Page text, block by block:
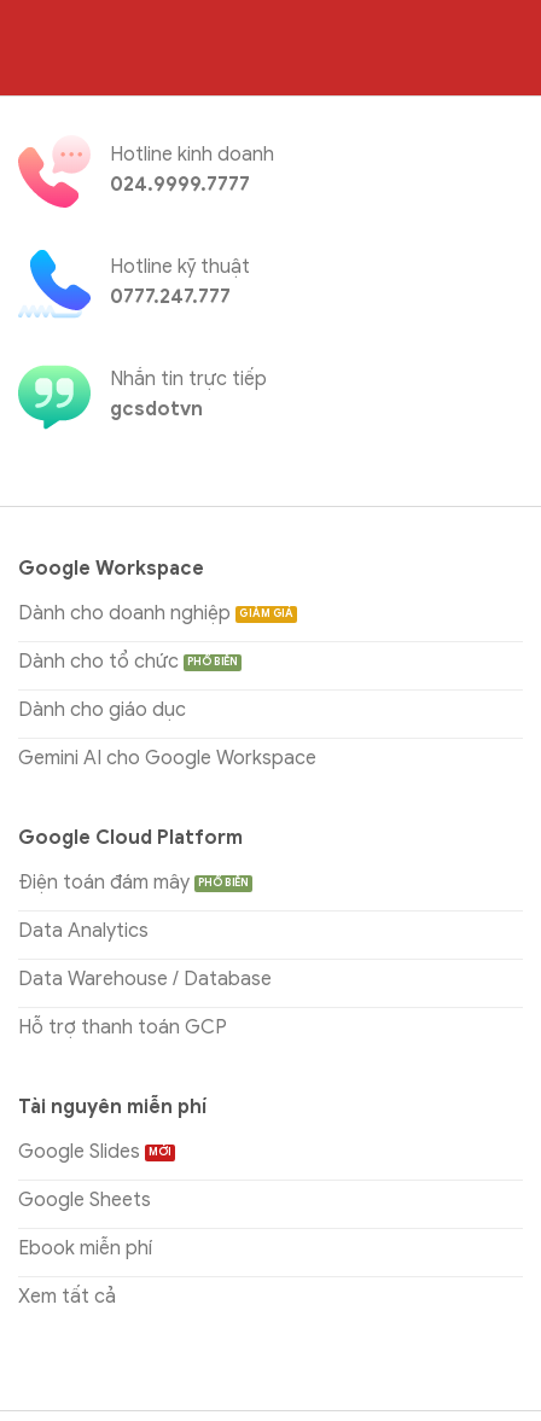
Hotline kinh doanh
024.9999.7777
Hotline kỹ thuật
0777.247.777
Nhắn tin trực tiếp
gcsdotvn
Google Workspace
Dành cho doanh nghiệp
Dành cho tổ chức
Dành cho giáo dục
Gemini AI cho Google Workspace
Google Cloud Platform
Điện toán đám mây
Data Analytics
Data Warehouse / Database
Hỗ trợ thanh toán GCP
Tài nguyên miễn phí
Google Slides
Google Sheets
Ebook miễn phí
Xem tất cả